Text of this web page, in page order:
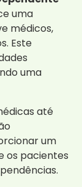
uma
médicos,
Este
uma
até
um
os pacientes